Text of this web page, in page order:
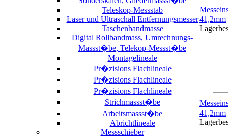
Teleskop-Messstab
Laser und Ultraschall Entfernungsmesser
Taschenbandmasse
Digital Rollbandmass, Umrechnungs-
Massst�be, Telekop-Messst�be
Montagelineale
Pr�zisions Flachlineale
Pr�zisions Flachlineale
Pr�zisions Flachlineale
Strichmassst�be
Arbeitsmassst�be
Abrichtlineale
Messschieber
41,2mm
41,2mm